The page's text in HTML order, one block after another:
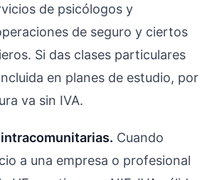
de psicólogos y
de seguro y ciertos
Si das clases particulares
en planes de estudio, por
va sin IVA.
Cuando
a una empresa o profesional